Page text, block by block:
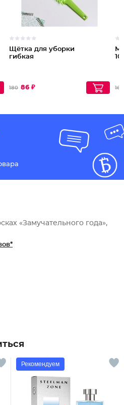
Щётка для уборки
гибкая
180 86 ₽ 167
«Замучательного года»,
Рекомендуем